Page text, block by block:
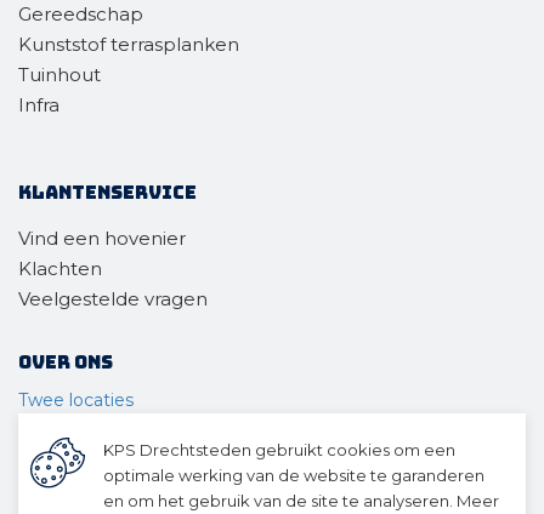
Gereedschap
Kunststof terrasplanken
Tuinhout
Infra
Klantenservice
Vind een hovenier
Klachten
Veelgestelde vragen
Over ons
Twee locaties
Ons materieel
Ons team
KPS Drechtsteden gebruikt cookies om een
optimale werking van de website te garanderen
en om het gebruik van de site te analyseren. Meer